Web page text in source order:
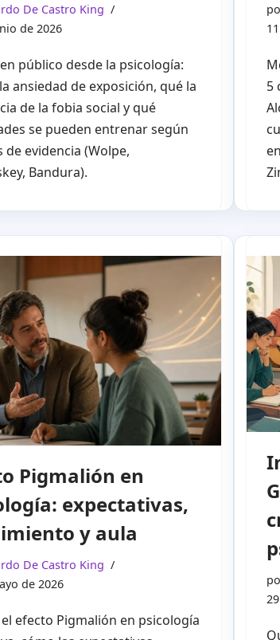
De Castro King
de 2026
público desde la psicología:
ansiedad de exposición, qué la
de la fobia social y qué
se pueden entrenar según
de evidencia (Wolpe,
Bandura).
5
Pigmalión en
expectativas,
y aula
De Castro King
de 2026
el efecto Pigmalión en psicología